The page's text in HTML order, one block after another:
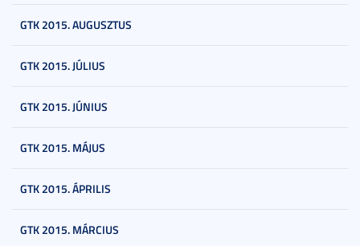
GTK 2015. AUGUSZTUS
GTK 2015. JÚLIUS
GTK 2015. JÚNIUS
GTK 2015. MÁJUS
GTK 2015. ÁPRILIS
GTK 2015. MÁRCIUS